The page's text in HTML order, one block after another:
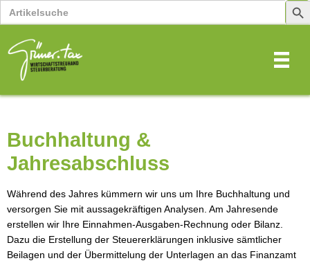
Search
for:
Buchhaltung &
Jahresabschluss
Während des Jahres kümmern wir uns um Ihre Buchhaltung und
versorgen Sie mit aussagekräftigen Analysen. Am Jahresende
erstellen wir Ihre Einnahmen-Ausgaben-Rechnung oder Bilanz.
Dazu die Erstellung der Steuererklärungen inklusive sämtlicher
Beilagen und der Übermittelung der Unterlagen an das Finanzamt